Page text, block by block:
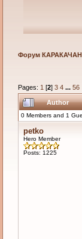
Форум
Pages: 1 [2] 3 4 ... 56
Author
0 Members and 1
petko
Hero Member
Posts: 1225